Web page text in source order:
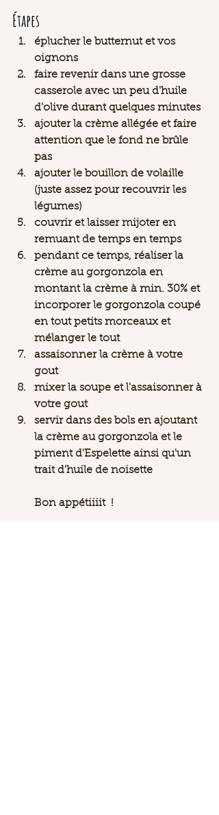
Étapes
éplucher le butternut et vos
oignons
faire revenir dans une grosse
casserole avec un peu d'huile
d'olive durant quelques minutes
ajouter la crème allégée et faire
attention que le fond ne brûle
pas
ajouter le bouillon de volaille
(juste assez pour recouvrir les
légumes)
couvrir et laisser mijoter en
remuant de temps en temps
pendant ce temps, réaliser la
crème au gorgonzola en
montant la crème à min. 30% et
incorporer le gorgonzola coupé
en tout petits morceaux et
mélanger le tout
assaisonner la crème à votre
gout
mixer la soupe et l'assaisonner à
votre gout
servir dans des bols en ajoutant
la crème au gorgonzola et le
piment d'Espelette ainsi qu'un
trait d'huile de noisette
Bon appétiiiit  !